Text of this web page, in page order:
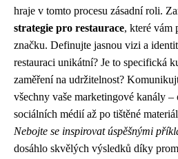
hraje v tomto procesu zásadní roli.
strategie pro restaurace, které vám
značku. Definujte jasnou vizi a
restauraci unikátní? Je to specifická
zaměření na udržitelnost?
všechny vaše marketingové kanály
sociálních médií až po tištěné
Nebojte se inspirovat úspěšnými
dosáhlo skvělých výsledků díky